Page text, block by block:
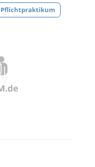
Pflichtpraktikum